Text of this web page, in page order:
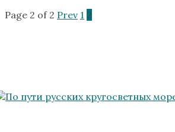
Page 2 of 2 Prev 1 2